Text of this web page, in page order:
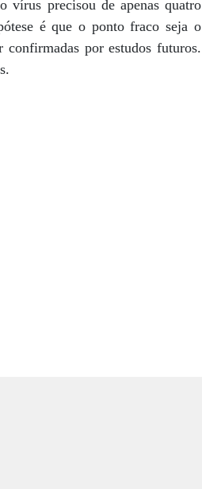
vírus precisou de apenas quatro
é que o ponto fraco seja o
confirmadas por estudos futuros.